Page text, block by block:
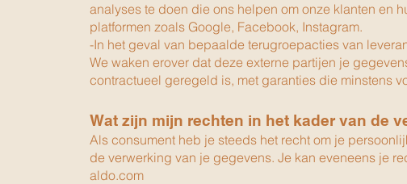
analyses te doen die ons helpen om onze klanten en
platformen zoals Google, Facebook, Instagram.
-In het geval van bepaalde terugroepacties van
We waken erover dat deze externe partijen je
contractueel geregeld is, met garanties die minstens
Wat zijn mijn rechten in het kader van de
Als consument heb je steeds het recht om je
de verwerking van je gegevens. Je kan eveneens je
aldo.com